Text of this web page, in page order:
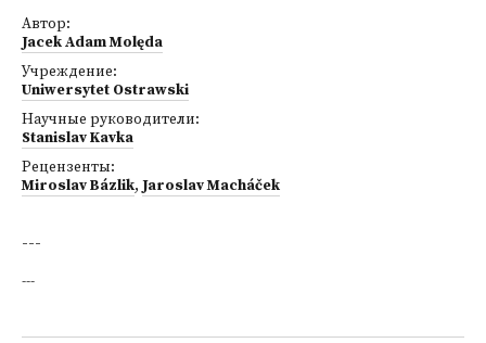
Автор:
Jacek Adam Molęda
Учреждение:
Uniwersytet Ostrawski
Научные руководители:
Stanislav Kavka
Рецензенты:
Miroslav Bázlik, Jaroslav Macháček
---
---